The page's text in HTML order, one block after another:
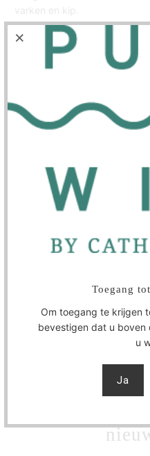
varken en kip.
Aantal
In
WIJNMAKER SPECIFICATIES
De rijpe tannines en het
ondersteunen een groots
die ideaal is om te
wildgerechten, lamsrack
Toegang
Om toegang te krijgen
bevestigen dat u boven
u
Ja